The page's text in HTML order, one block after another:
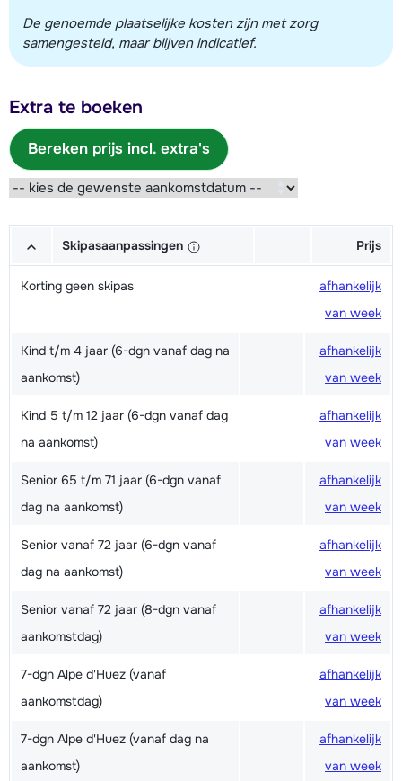
De genoemde plaatselijke kosten zijn met zorg
samengesteld, maar blijven indicatief.
Extra te boeken
Bereken prijs incl. extra's
Skipasaanpassingen Prijs
Korting geen skipas
afhankelijk
van week
Kind t/m 4 jaar (6-dgn vanaf dag na
aankomst)
afhankelijk
van week
Kind 5 t/m 12 jaar (6-dgn vanaf dag
na aankomst)
afhankelijk
van week
Senior 65 t/m 71 jaar (6-dgn vanaf
dag na aankomst)
afhankelijk
van week
Senior vanaf 72 jaar (6-dgn vanaf
dag na aankomst)
afhankelijk
van week
Senior vanaf 72 jaar (8-dgn vanaf
aankomstdag)
afhankelijk
van week
7-dgn Alpe d'Huez (vanaf
aankomstdag)
afhankelijk
van week
7-dgn Alpe d'Huez (vanaf dag na
aankomst)
afhankelijk
van week